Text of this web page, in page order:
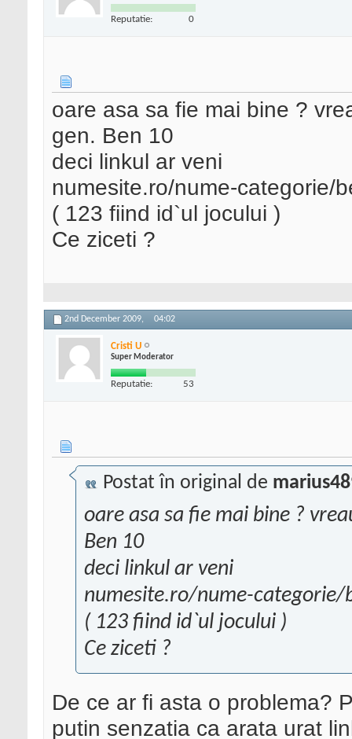
Reputatie: 0
oare asa sa fie mai bine ?
gen. Ben 10
deci linkul ar veni
numesite.ro/nume-categorie/
( 123 fiind id`ul jocului )
Ce ziceti ?
2nd December 2009, 04:02
Cristi U
Super Moderator
Reputatie: 53
Postat în original de
oare asa sa fie mai bine ?
Ben 10
deci linkul ar veni
numesite.ro/nume-categorie/
( 123 fiind id`ul jocului )
Ce ziceti ?
De ce ar fi asta o problema?
putin senzatia ca arata urat